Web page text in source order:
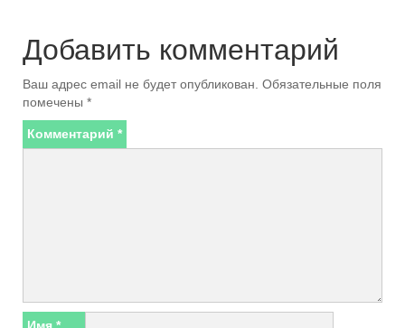
Добавить комментарий
Ваш адрес email не будет опубликован. Обязательные поля
помечены *
Комментарий *